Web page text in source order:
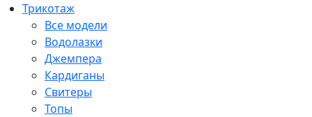
Трикотаж
Все модели
Водолазки
Джемпера
Кардиганы
Свитеры
Топы